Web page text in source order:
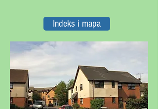
Indeks i mapa